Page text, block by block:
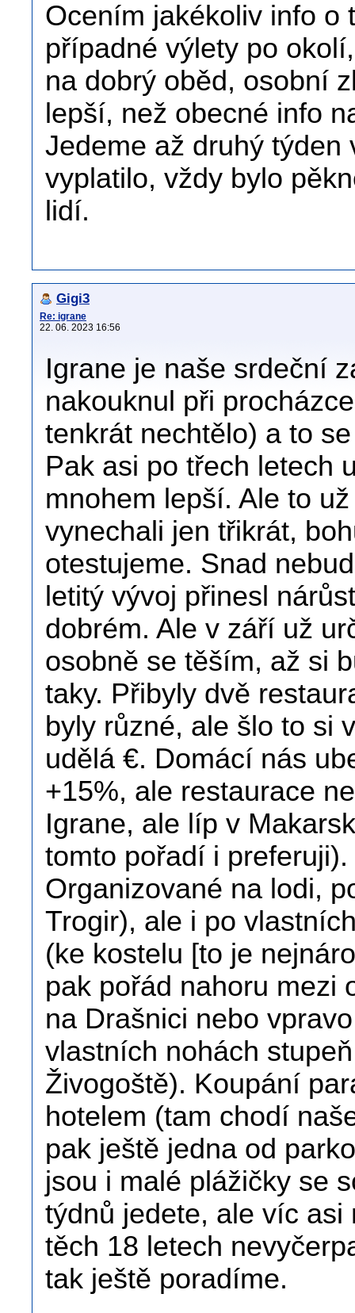
Ocením jakékoliv info o
případné výlety po
na dobrý oběd, osobní
lepší, než obecné info
Jedeme až druhý
vyplatilo, vždy bylo
lidí.
Gigi3
Re: igrane
22. 06. 2023 16:56
Igrane je naše srdeční
nakouknul při
tenkrát nechtělo) a to
Pak asi po třech letech
mnohem lepší. Ale to
vynechali jen třikrát,
otestujeme. Snad
letitý vývoj přinesl
dobrém. Ale v září už
osobně se těším, až si
taky. Přibyly dvě
byly různé, ale šlo to si
udělá €. Domácí nás
+15%, ale restaurace
Igrane, ale líp v
tomto pořadí i
Organizované na lodi,
Trogir), ale i po
(ke kostelu [to je
pak pořád nahoru mezi
na Drašnici nebo
vlastních nohách
Živogoště). Koupání
hotelem (tam chodí
pak ještě jedna od
jsou i malé plážičky se
týdnů jedete, ale víc
těch 18 letech
tak ještě poradíme.